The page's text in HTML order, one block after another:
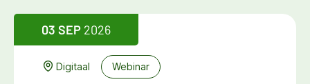
03 SEP 2026
Digitaal Webinar